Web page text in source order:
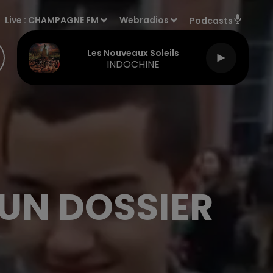
Live : CHAMPAGNE FM Webradios Podcasts
Les Nouveaux Soleils
INDOCHINE
DOSSIER